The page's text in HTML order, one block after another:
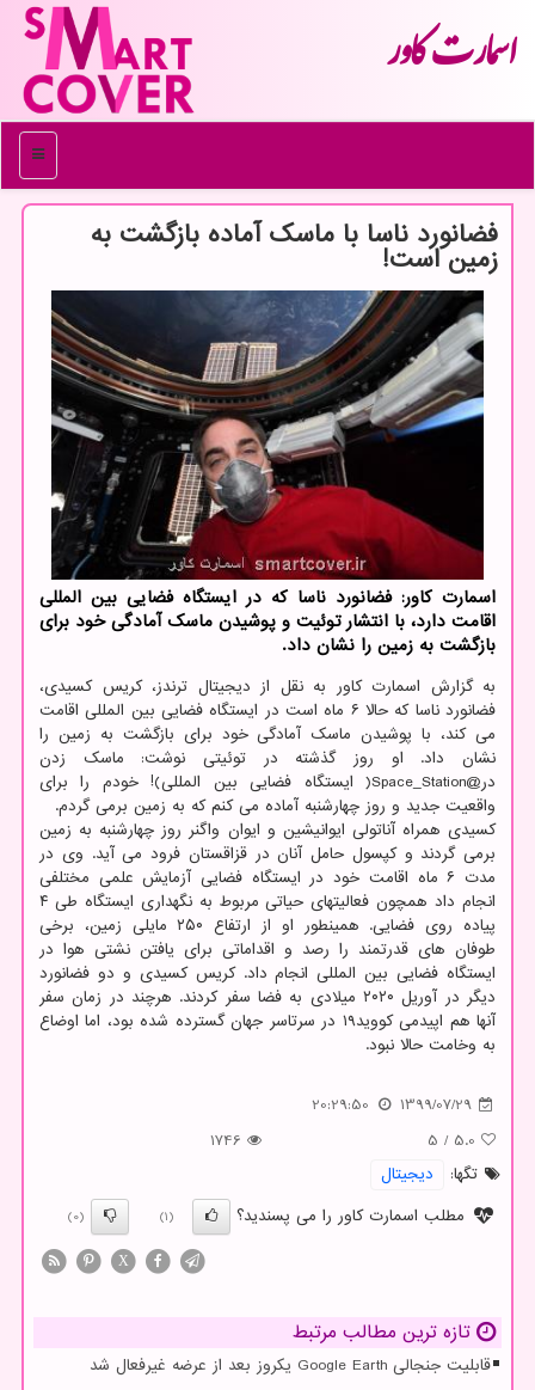
اسمارت كاور
منو
فضانورد ناسا با ماسك آماده بازگشت به
زمین است!
اسمارت كاور: فضانورد ناسا كه در ایستگاه فضایی بین المللی
اقامت دارد، با انتشار توئیت و پوشیدن ماسك آمادگی خود برای
بازگشت به زمین را نشان داد.
به گزارش اسمارت کاور به نقل از دیجیتال ترندز، کریس کسیدی،
فضانورد ناسا که حالا ۶ ماه است در ایستگاه فضایی بین المللی اقامت
می کند، با پوشیدن ماسک آمادگی خود برای بازگشت به زمین را
نشان داد. او روز گذشته در توئیتی نوشت: ماسک زدن
در@Space_Station( ایستگاه فضایی بین المللی)! خودم را برای
واقعیت جدید و روز چهارشنبه آماده می کنم که به زمین برمی گردم.
کسیدی همراه آناتولی ایوانیشین و ایوان واگنر روز چهارشنبه به زمین
برمی گردند و کپسول حامل آنان در قزاقستان فرود می آید. وی در
مدت ۶ ماه اقامت خود در ایستگاه فضایی آزمایش علمی مختلفی
انجام داد همچون فعالیتهای حیاتی مربوط به نگهداری ایستگاه طی ۴
پیاده روی فضایی. همینطور او از ارتفاع ۲۵۰ مایلی زمین، برخی
طوفان های قدرتمند را رصد و اقداماتی برای یافتن نشتی هوا در
ایستگاه فضایی بین المللی انجام داد. کریس کسیدی و دو فضانورد
دیگر در آوریل ۲۰۲۰ میلادی به فضا سفر کردند. هرچند در زمان سفر
آنها هم اپیدمی کووید۱۹ در سرتاسر جهان گسترده شده بود، اما اوضاع
به وخامت حالا نبود.
1399/07/29
20:29:50
5.0
/
5
1746
تگها:
دیجیتال
مطلب اسمارت کاور را می پسندید؟
(1)
(0)
X
تازه ترین مطالب مرتبط
قابلیت جنجالی Google Earth یکروز بعد از عرضه غیرفعال شد